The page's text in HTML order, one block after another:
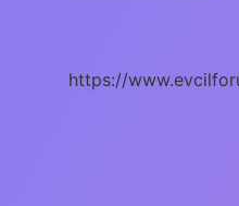
https://